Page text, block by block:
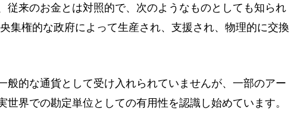
従来のお金とは対照的で、次のようなものとしても知られ
集権的な政府によって生産され、支援され、物理的に交換
般的な通貨として受け入れられていませんが、一部のアー
世界での勘定単位としての有用性を認識し始めています。